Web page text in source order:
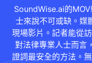
SoundWise.ai的
士來說不可或缺。媒
現場影片。記者能從
對法律專業人士而言
證詞最安全的方法。